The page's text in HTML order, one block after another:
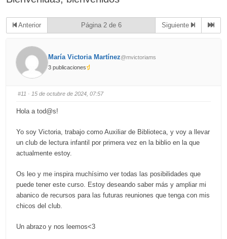
Anterior Página 2 de 6 Siguiente
María Victoria Martínez@mvictoriams
3 publicaciones
#11 · 15 de octubre de 2024, 07:57
Hola a tod@s!
Yo soy Victoria, trabajo como Auxiliar de Biblioteca, y voy a llevar
un club de lectura infantil por primera vez en la biblio en la que
actualmente estoy.
Os leo y me inspira muchísimo ver todas las posibilidades que
puede tener este curso. Estoy deseando saber más y ampliar mi
abanico de recursos para las futuras reuniones que tenga con mis
chicos del club.
Un abrazo y nos leemos<3